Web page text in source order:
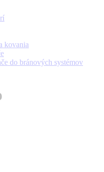
kovania
do bránových systémov